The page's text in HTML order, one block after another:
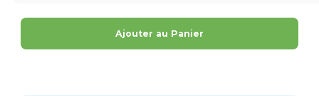
Ajouter au Panier